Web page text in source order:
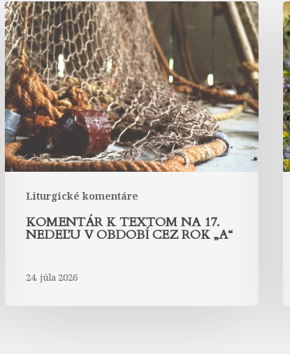
Liturgické komentáre
Komentár
k
textom
na
17.
nedeľu
v
období
cez
rok
KOMENTÁR K TEXTOM NA 17.
NEDEĽU V OBDOBÍ CEZ ROK „A“
24. júla 2026
k
v